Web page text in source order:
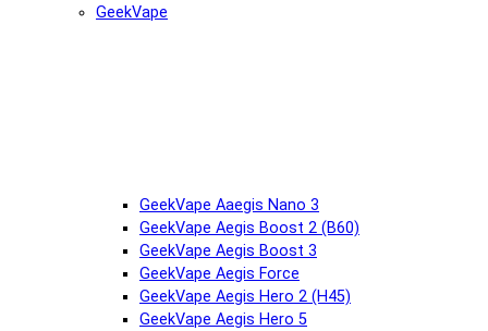
GeekVape
GeekVape Aaegis Nano 3
GeekVape Aegis Boost 2 (B60)
GeekVape Aegis Boost 3
GeekVape Aegis Force
GeekVape Aegis Hero 2 (H45)
GeekVape Aegis Hero 5